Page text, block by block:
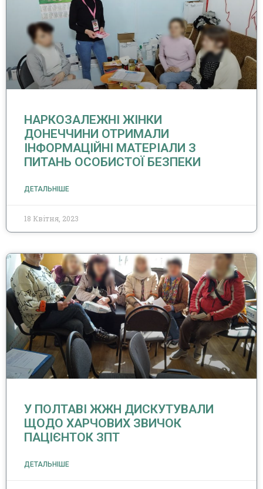
НАРКОЗАЛЕЖНІ ЖІНКИ
ДОНЕЧЧИНИ ОТРИМАЛИ
ІНФОРМАЦІЙНІ МАТЕРІАЛИ З
ПИТАНЬ ОСОБИСТОЇ БЕЗПЕКИ
ДЕТАЛЬНІШЕ
18 Квітня, 2023
У ПОЛТАВІ ЖЖН ДИСКУТУВАЛИ
ЩОДО ХАРЧОВИХ ЗВИЧОК
ПАЦІЄНТОК ЗПТ
ДЕТАЛЬНІШЕ